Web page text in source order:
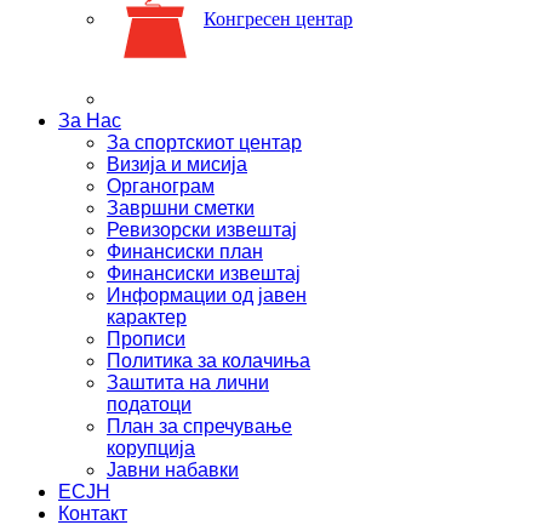
Конгресен центар
За Нас
За спортскиот центар
Визија и мисија
Органограм
Завршни сметки
Ревизорски извештај
Финансиски план
Финансиски извештај
Информации од јавен
карактер
Прописи
Политика за колачиња
Заштита на лични
податоци
План за спречување
корупција
Јавни набавки
ЕСЈН
Контакт